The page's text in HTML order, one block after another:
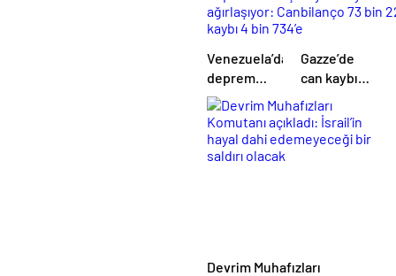
Venezuela’da
deprem
bilançosu
ağırlaşıyor:
Can kaybı 4
bin 734’e
Gazze’de
can kaybı
artıyor: Son
bilanço 73
bin 221
Devrim Muhafızları